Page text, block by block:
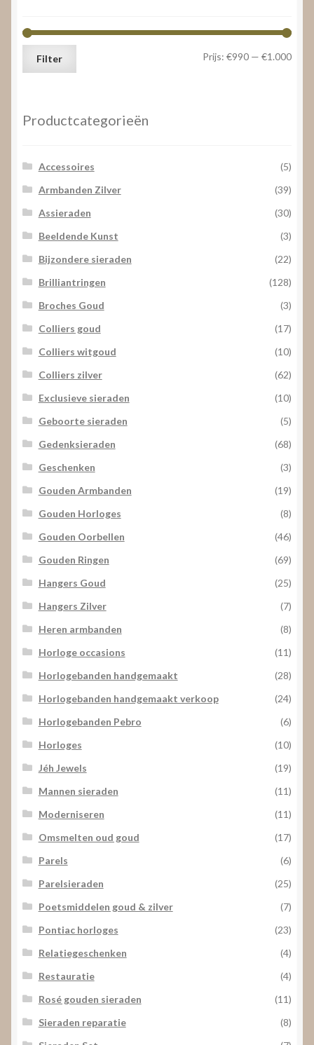
Min.
Max.
Filter Prijs: €990 — €1.000
Productcategorieën
Accessoires
(5)
Armbanden Zilver
(39)
Assieraden
(30)
Beeldende Kunst
(3)
Bijzondere sieraden
(22)
Brilliantringen
(128)
Broches Goud
(3)
Colliers goud
(17)
Colliers witgoud
(10)
Colliers zilver
(62)
Exclusieve sieraden
(10)
Geboorte sieraden
(5)
Gedenksieraden
(68)
Geschenken
(3)
Gouden Armbanden
(19)
Gouden Horloges
(8)
Gouden Oorbellen
(46)
Gouden Ringen
(69)
Hangers Goud
(25)
Hangers Zilver
(7)
Heren armbanden
(8)
Horloge occasions
(11)
Horlogebanden handgemaakt
(28)
Horlogebanden handgemaakt verkoop
(24)
Horlogebanden Pebro
(6)
Horloges
(10)
Jéh Jewels
(19)
Mannen sieraden
(11)
Moderniseren
(11)
Omsmelten oud goud
(17)
Parels
(6)
Parelsieraden
(25)
Poetsmiddelen goud & zilver
(7)
Pontiac horloges
(23)
Relatiegeschenken
(4)
Restauratie
(4)
Rosé gouden sieraden
(11)
Sieraden reparatie
(8)